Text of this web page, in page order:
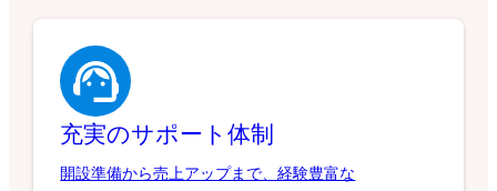
充実のサポート体制
開設準備から売上アップまで、経験豊富な